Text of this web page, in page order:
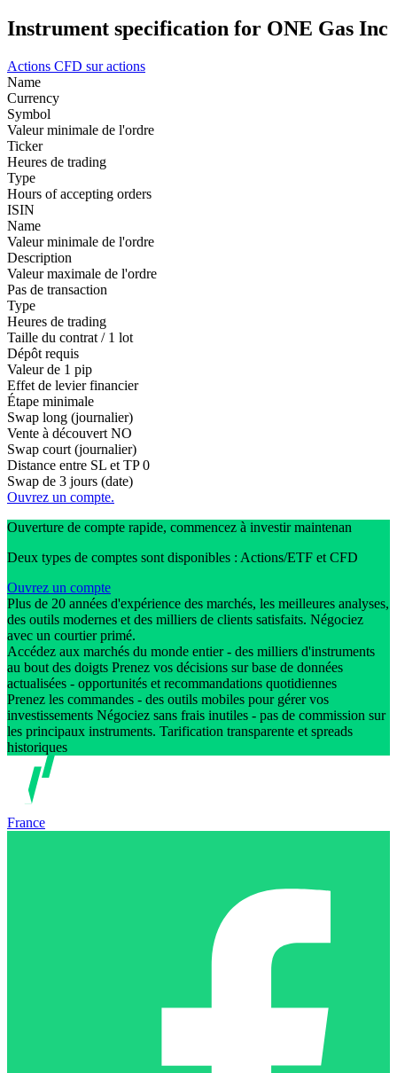
Instrument specification for ONE Gas Inc
Actions CFD sur actions
Name
Currency
Symbol
Valeur minimale de l'ordre
Ticker
Heures de trading
Type
Hours of accepting orders
ISIN
Name
Valeur minimale de l'ordre
Description
Valeur maximale de l'ordre
Pas de transaction
Type
Heures de trading
Taille du contrat / 1 lot
Dépôt requis
Valeur de 1 pip
Effet de levier financier
Étape minimale
Swap long (journalier)
Vente à découvert NO
Swap court (journalier)
Distance entre SL et TP 0
Swap de 3 jours (date)
Ouvrez un compte.
Ouverture de compte rapide, commencez à investir maintenan
Deux types de comptes sont disponibles : Actions/ETF et CFD
Ouvrez un compte
Plus de 20 années d'expérience des marchés, les meilleures analyses,
des outils modernes et des milliers de clients satisfaits. Négociez
avec un courtier primé.
Accédez aux marchés du monde entier - des milliers d'instruments
au bout des doigts Prenez vos décisions sur base de données
actualisées - opportunités et recommandations quotidiennes
Prenez les commandes - des outils mobiles pour gérer vos
investissements Négociez sans frais inutiles - pas de commission sur
les principaux instruments. Tarification transparente et spreads
historiques
France